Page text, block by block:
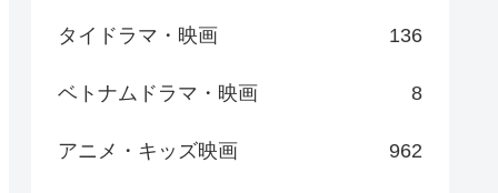
タイドラマ・映画 136
ベトナムドラマ・映画 8
アニメ・キッズ映画 962